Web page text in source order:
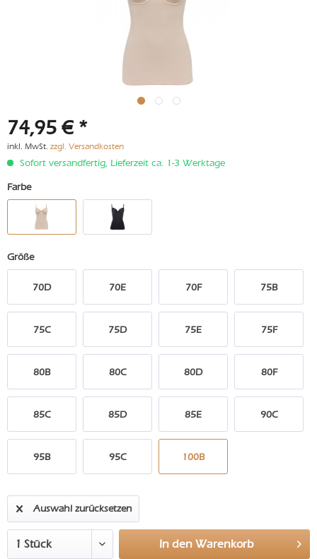
74,95 € *
inkl. MwSt. zzgl. Versandkosten
Sofort versandfertig, Lieferzeit ca. 1-3 Werktage
Farbe
Größe
70D 70E 70F 75B
75C 75D 75E 75F
80B 80C 80D 80F
85C 85D 85E 90C
95B 95C 100B
Auswahl zurücksetzen
In den Warenkorb